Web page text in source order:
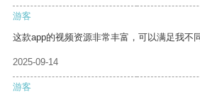
游客
这款app的视频资源非常丰富，可以满足我不
2025-09-14
游客